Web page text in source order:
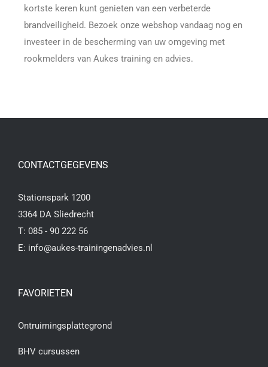
kortste keren kunt genieten van een verbeterde
brandveiligheid. Bezoek onze webshop vandaag nog en
investeer in de bescherming van uw omgeving met
rookmelders van Aukes training en advies.
CONTACTGEGEVENS
Stationspark 1200
3364 DA Sliedrecht
T: 085 - 90 222 56
E: info@aukes-trainingenadvies.nl
FAVORIETEN
Ontruimingsplattegrond
BHV cursussen